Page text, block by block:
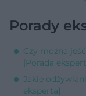
Porady
Czy można
[Porada
Jakie
eksperta]